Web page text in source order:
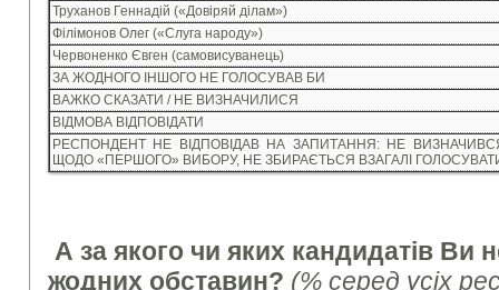
Труханов Геннадій («Довіряй ділам»)
Філімонов Олег («Слуга народу»)
Червоненко Євген (самовисуванець)
ЗА ЖОДНОГО ІНШОГО НЕ ГОЛОСУВАВ БИ
ВАЖКО СКАЗАТИ / НЕ ВИЗНАЧИЛИСЯ
ВІДМОВА ВІДПОВІДАТИ
РЕСПОНДЕНТ НЕ ВІДПОВІДАВ НА ЗАПИТАННЯ: НЕ
ЩОДО «ПЕРШОГО» ВИБОРУ, НЕ ЗБИРАЄТЬСЯ ВЗАГАЛІ
А за якого чи яких кандидатів Ви
жодних обставин? (% серед усіх